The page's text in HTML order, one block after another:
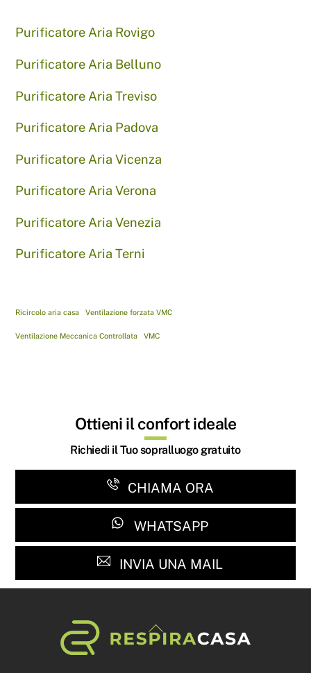
Purificatore Aria Rovigo
Purificatore Aria Belluno
Purificatore Aria Treviso
Purificatore Aria Padova
Purificatore Aria Vicenza
Purificatore Aria Verona
Purificatore Aria Venezia
Purificatore Aria Terni
Ricircolo aria casa Ventilazione forzata VMC
Ventilazione Meccanica Controllata VMC
Ottieni il confort ideale
Richiedi il Tuo sopralluogo gratuito
CHIAMA ORA
WHATSAPP
INVIA UNA MAIL
Back
To